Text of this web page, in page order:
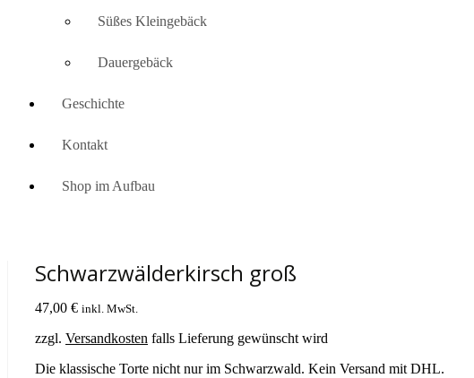
Süßes Kleingebäck
Dauergebäck
Geschichte
Kontakt
Shop im Aufbau
Schwarzwälderkirsch groß
47,00 € inkl. MwSt.
zzgl. Versandkosten falls Lieferung gewünscht wird
Die klassische Torte nicht nur im Schwarzwald. Kein Versand mit DHL.